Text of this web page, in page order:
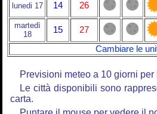
lunedi 17 14 26
martedì
18
15
27
Cambiare le
Previsioni meteo a 10 giorni
Le città disponibili sono
carta.